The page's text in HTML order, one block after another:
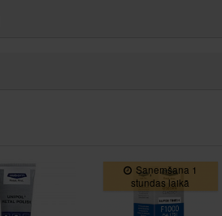
Saņemšana 1
stundas laikā